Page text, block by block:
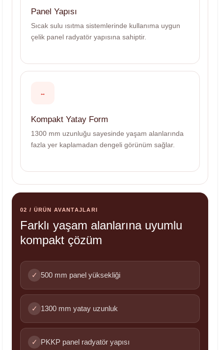
Panel Yapısı
Sıcak sulu ısıtma sistemlerinde kullanıma uygun
çelik panel radyatör yapısına sahiptir.
↔
Kompakt Yatay Form
1300 mm uzunluğu sayesinde yaşam alanlarında
fazla yer kaplamadan dengeli görünüm sağlar.
02 / ÜRÜN AVANTAJLARI
Farklı yaşam alanlarına uyumlu
kompakt çözüm
✓ 500 mm panel yüksekliği
✓ 1300 mm yatay uzunluk
✓ PKKP panel radyatör yapısı